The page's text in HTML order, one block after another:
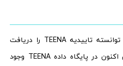
گوشی هوشمندIQOO Z5X توانسته تاییدیه TEENA را دریافت
کند و مشخصات این گوشی اکنون در پایگاه داده TEENA وجود